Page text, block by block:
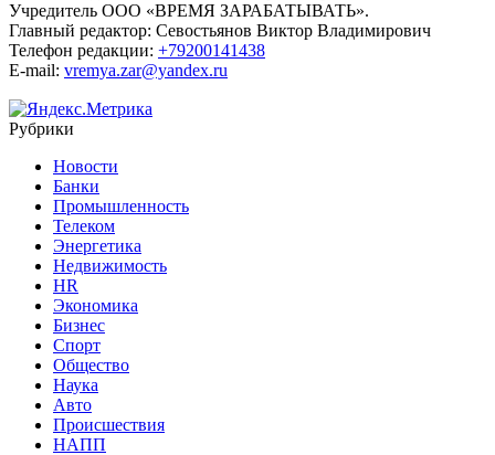
Учредитель ООО «ВРЕМЯ ЗАРАБАТЫВАТЬ».
Главный редактор: Севостьянов Виктор Владимирович
Телефон редакции: +79200141438
E-mail: vremya.zar@yandex.ru
Рубрики
Новости
Банки
Промышленность
Телеком
Энергетика
Недвижимость
HR
Экономика
Бизнес
Спорт
Общество
Наука
Авто
Происшествия
НАПП